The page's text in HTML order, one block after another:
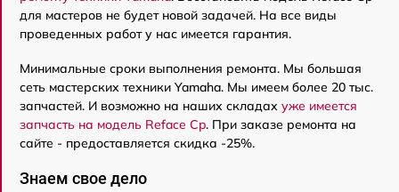
для мастеров не будет новой задачей. На все виды
проведенных работ у нас имеется гарантия.
Минимальные сроки выполнения ремонта. Мы большая
сеть мастерских техники Yamaha. Мы имеем более 20 тыс.
запчастей. И возможно на наших складах уже имеется
запчасть на модель Reface Cp. При заказе ремонта на
сайте - предоставляется скидка -25%.
Знаем свое дело